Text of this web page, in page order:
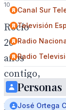
10
Rocío
20
años
contigo,
libro
principal
Canal Sur
Televisión
Radio
Radio
Personas
José Ortega